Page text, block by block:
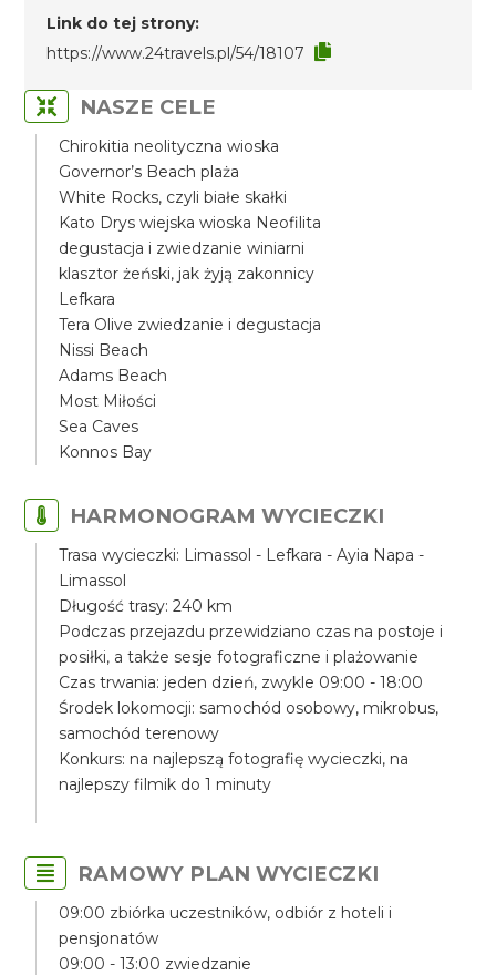
Link do tej strony:
https://www.24travels.pl/54/18107
NASZE CELE
Chirokitia neolityczna wioska
Governor’s Beach plaża
White Rocks, czyli białe skałki
Kato Drys wiejska wioska Neofilita
degustacja i zwiedzanie winiarni
klasztor żeński, jak żyją zakonnicy
Lefkara
Tera Olive zwiedzanie i degustacja
Nissi Beach
Adams Beach
Most Miłości
Sea Caves
Konnos Bay
HARMONOGRAM WYCIECZKI
Trasa wycieczki: Limassol - Lefkara - Ayia Napa -
Limassol
Długość trasy: 240 km
Podczas przejazdu przewidziano czas na postoje i
posiłki, a także sesje fotograficzne i plażowanie
Czas trwania: jeden dzień, zwykle 09:00 - 18:00
Środek lokomocji: samochód osobowy, mikrobus,
samochód terenowy
Konkurs: na najlepszą fotografię wycieczki, na
najlepszy filmik do 1 minuty
RAMOWY PLAN WYCIECZKI
09:00 zbiórka uczestników, odbiór z hoteli i
pensjonatów
09:00 - 13:00 zwiedzanie